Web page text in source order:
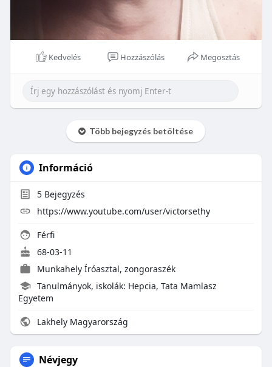
Kedvelés Hozzászólás Megosztás
Több bejegyzés betöltése
Információ
5Bejegyzés
https://www.youtube.com/user/victorsethy
Férfi
68-03-11
Munkahely Íróasztal, zongoraszék
Tanulmányok, iskolák: Hepcia, Tata Mamlasz
Egyetem
Lakhely Magyarország
Névjegy